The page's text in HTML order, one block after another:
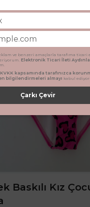
Baskılı Kız
ve benzeri amaçlarla tarafıma
Elektronik Ticari İleti
KVKK kapsamında tarafınızca
bilgilendirmeleri almayı kabul
Çarkı Çevir